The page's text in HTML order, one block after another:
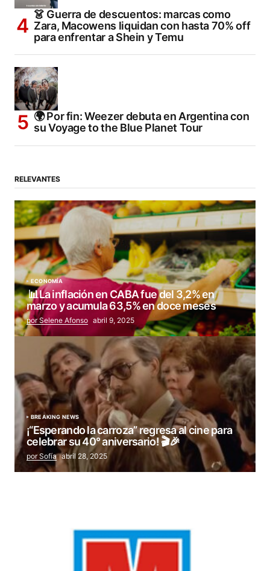
👗 Guerra de descuentos: marcas como
Zara, Macowens liquidan con hasta 70% off
para enfrentar a Shein y Temu
🌍 Por fin: Weezer debuta en Argentina con
su Voyage to the Blue Planet Tour
RELEVANTES
ECONOMÍA
📊La inflación en CABA fue del 3,2% en
marzo y acumula 63,5% en doce meses
por Selene Afonso abril 9, 2025
BREAKING NEWS
¡“Esperando la carroza” regresa al cine para
celebrar su 40° aniversario! 🎬🎉
por Sofía abril 28, 2025